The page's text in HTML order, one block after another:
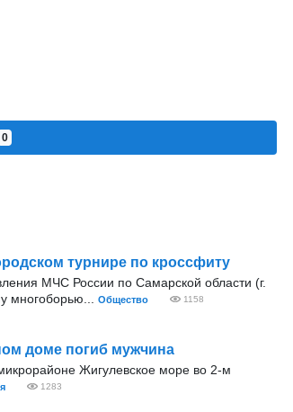
0
турнире по кроссфиту
МЧС России по Самарской области (г.
многоборью...
Общество 1158
доме погиб мужчина
Жигулевское море во 2-м
1283